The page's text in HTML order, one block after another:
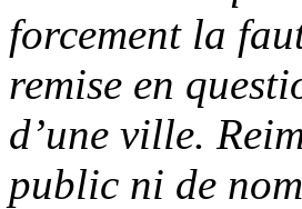
forcement la
remise en
d’une ville.
public ni de